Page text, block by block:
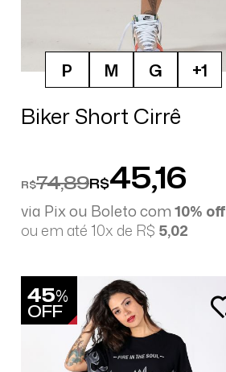
P M G +1
Biker Short Cirrê
R$74,89R$45,16
via Pix ou Boleto com10% off
ou em até 10x de R$ 5,02
45%
OFF